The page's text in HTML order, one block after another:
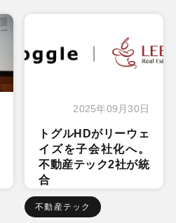
2025年09月30日
トグルHDがリーウェ
イズを子会社化へ。
不動産テック2社が統
合
不動産テック